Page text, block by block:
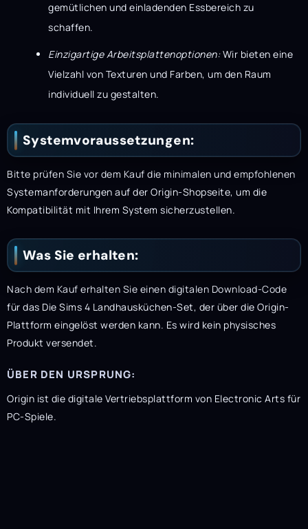
gemütlichen und einladenden Essbereich zu
schaffen.
Einzigartige Arbeitsplattenoptionen:Wir bieten eine
Vielzahl von Texturen und Farben, um den Raum
individuell zu gestalten.
Systemvoraussetzungen:
Bitte prüfen Sie vor dem Kauf die minimalen und empfohlenen
Systemanforderungen auf der Origin-Shopseite, um die
Kompatibilität mit Ihrem System sicherzustellen.
Was Sie erhalten:
Nach dem Kauf erhalten Sie einen digitalen Download-Code
für das Die Sims 4 Landhausküchen-Set, der über die Origin-
Plattform eingelöst werden kann. Es wird kein physisches
Produkt versendet.
ÜBER DEN URSPRUNG:
Origin ist die digitale Vertriebsplattform von Electronic Arts für
PC-Spiele.